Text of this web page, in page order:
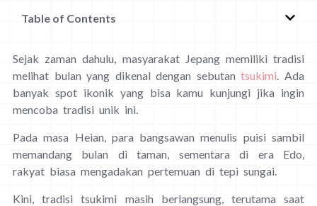
Table of Contents
Sejak zaman dahulu, masyarakat Jepang memiliki tradisi
melihat bulan yang dikenal dengan sebutantsukimi. Ada
banyak spot ikonik yang bisa kamu kunjungi jika ingin
mencoba tradisi unik ini.
Pada masa Heian, para bangsawan menulis puisi sambil
memandang bulan di taman, sementara di era Edo,
rakyat biasa mengadakan pertemuan di tepi sungai.
Kini, tradisi tsukimi masih berlangsung, terutama saat